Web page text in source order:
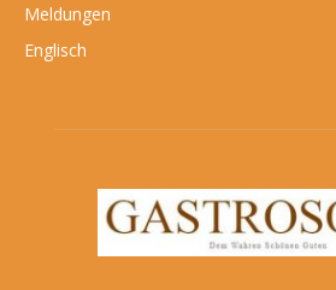
Meldungen
Englisch